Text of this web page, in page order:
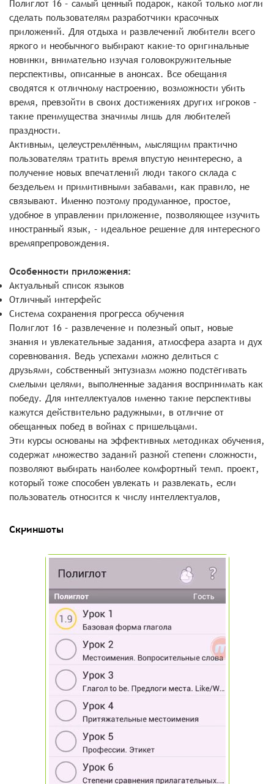
Полиглот 16 – самый ценный подарок, какой только могли
сделать пользователям разработчики красочных
приложений. Для отдыха и развлечений любители всего
яркого и необычного выбирают какие-то оригинальные
новинки, внимательно изучая головокружительные
перспективы, описанные в анонсах. Все обещания
сводятся к отличному настроению, возможности убить
время, превзойти в своих достижениях других игроков –
такие преимущества значимы лишь для любителей
праздности.
Активным, целеустремлённым, мыслящим практично
пользователям тратить время впустую неинтересно, а
получение новых впечатлений люди такого склада с
бездельем и примитивными забавами, как правило, не
связывают. Именно поэтому продуманное, простое,
удобное в управлении приложение, позволяющее изучить
иностранный язык, – идеальное решение для интересного
времяпрепровождения.
Особенности приложения:
Актуальный список языков
Отличный интерфейс
Система сохранения прогресса обучения
Полиглот 16 – развлечение и полезный опыт, новые
знания и увлекательные задания, атмосфера азарта и дух
соревнования. Ведь успехами можно делиться с
друзьями, собственный энтузиазм можно подстёгивать
смелыми целями, выполненные задания воспринимать как
победу. Для интеллектуалов именно такие перспективы
кажутся действительно радужными, в отличие от
обещанных побед в войнах с пришельцами.
Эти курсы основаны на эффективных методиках обучения,
содержат множество заданий разной степени сложности,
позволяют выбирать наиболее комфортный темп. проект,
который тоже способен увлекать и развлекать, если
пользователь относится к числу интеллектуалов,
Скриншоты